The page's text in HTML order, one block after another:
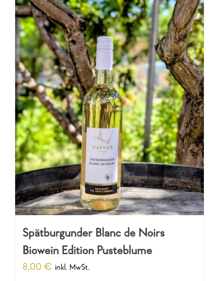
Spätburgunder Blanc de Noirs
Biowein Edition Pusteblume
8,00 € inkl. MwSt.